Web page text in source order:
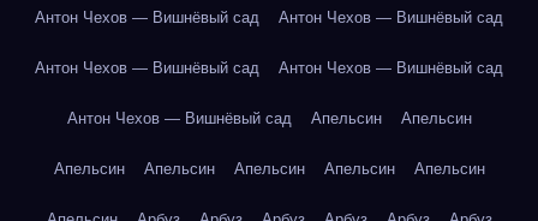
Антон Чехов — Вишнёвый сад Антон Чехов — Вишнёвый сад
Антон Чехов — Вишнёвый сад Антон Чехов — Вишнёвый сад
Антон Чехов — Вишнёвый сад Апельсин Апельсин
Апельсин Апельсин Апельсин Апельсин Апельсин